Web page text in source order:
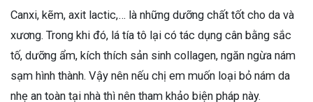
Canxi, kẽm, axit lactic,… là những dưỡng chất tốt cho da và
xương. Trong khi đó, lá tía tô lại có tác dụng cân bằng sắc
tố, dưỡng ẩm, kích thích sản sinh collagen, ngăn ngừa nám
sạm hình thành. Vậy nên nếu chị em muốn loại bỏ nám da
nhẹ an toàn tại nhà thì nên tham khảo biện pháp này.